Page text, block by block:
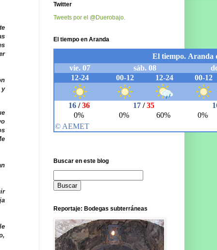
y
Twitter
Tweets por el @Duerobajo.
El tiempo en Aranda
Buscar en este blog
Reportaje: Bodegas subterráneas